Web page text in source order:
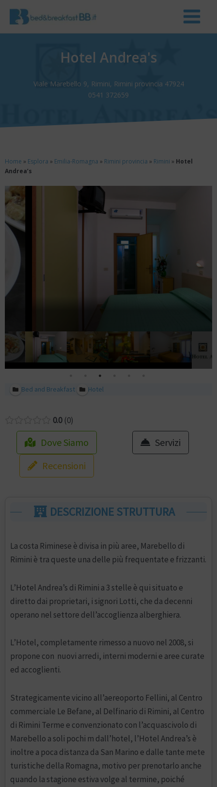
Hotel Andrea's
Viale Marebello 9, Rimini, Rimini provincia 47924
0541 372659
Home » Esplora » Emilia-Romagna » Rimini provincia » Rimini » Hotel
Andrea’s
Bed and Breakfast Hotel
0.0 0
Dove Siamo
Servizi
Recensioni
DESCRIZIONE STRUTTURA
La costa Riminese è divisa in più aree, Marebello di
Rimini è tra queste una delle più frequentate e frizzanti.
L’Hotel Andrea’s di Rimini a 3 stelle è qui situato e
diretto dai proprietari, i signori Lotti, che da decenni
operano nel settore dell’accoglienza alberghiera.
L’Hotel, completamente rimesso a nuovo nel 2008, si
propone con nuovi arredi, interni moderni e aree curate
ed accoglienti.
Strategicamente vicino all’aereoporto Fellini, al Centro
commerciale Le Befane, al Delfinario di Rimini, al Centro
di Rimini Terme e convenzionato con l’acquascivolo di
Marebello a soli pochi m dall’hotel, l’Hotel Andrea’s è
inoltre a poca distanza da San Marino e dalle tante mete
turistiche della Romagna, motivo per prenotarlo anche
quando la stagione estiva volge al termine, poiché